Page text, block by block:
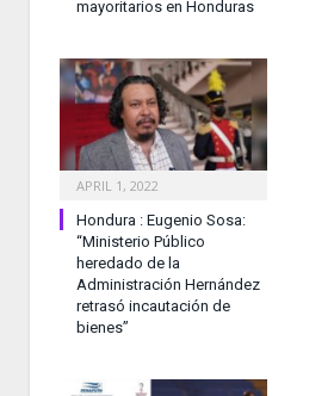
mayoritarios en Honduras
APRIL 1, 2022
Hondura : Eugenio Sosa:
“Ministerio Público
heredado de la
Administración Hernández
retrasó incautación de
bienes”